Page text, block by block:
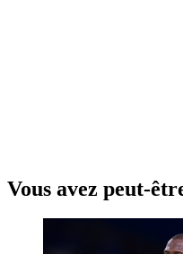
Vous avez peut-